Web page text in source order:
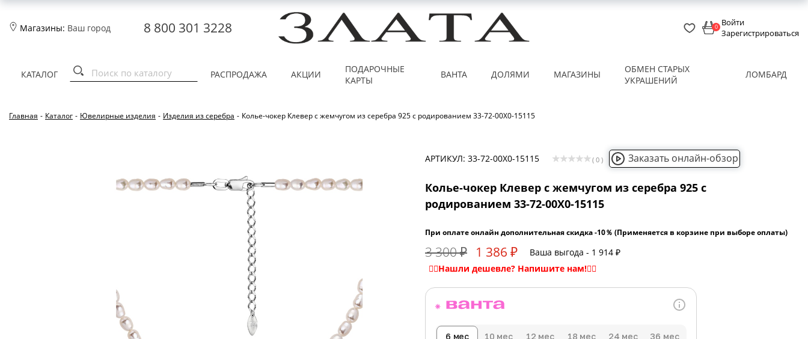
Магазины: Ваш город 8 800 301 3228 0 Войти
Зарегистрироваться
КАТАЛОГ РАСПРОДАЖА АКЦИИ
ПОДАРОЧНЫЕ
КАРТЫ
ВАНТА ДОЛЯМИ МАГАЗИНЫ
ОБМЕН СТАРЫХ
УКРАШЕНИЙ
ЛОМБАРД
Главная - Каталог - Ювелирные изделия - Изделия из серебра - Колье-чокер Клевер с жемчугом из серебра 925 с родированием 33-72-00X0-15115
АРТИКУЛ: 33-72-00X0-15115 ( 0 ) Заказать онлайн-обзор
Колье-чокер Клевер с жемчугом из серебра 925 с
родированием 33-72-00X0-15115
При оплате онлайн дополнительная скидка -10％ (Применяется в корзине при выборе оплаты)
3 300 ₽ 1 386 ₽ Ваша выгода - 1 914 ₽
6 мес 10 мес 12 мес 18 мес 24 мес 36 мес